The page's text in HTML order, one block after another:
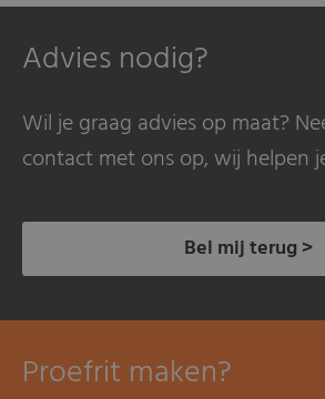
Advies nodig?
Wil je graag advies op maat?
contact met ons op, wij helpen
Bel mij terug >
Proefrit maken?